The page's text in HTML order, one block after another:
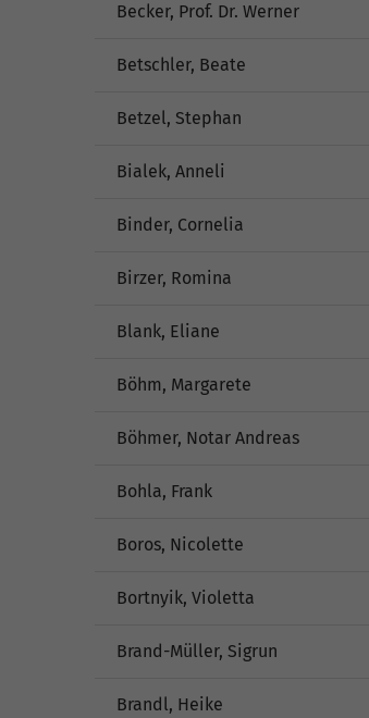
Becker, Prof. Dr. Werner
Betschler, Beate
Betzel, Stephan
Bialek, Anneli
Binder, Cornelia
Birzer, Romina
Blank, Eliane
Böhm, Margarete
Böhmer, Notar Andreas
Bohla, Frank
Boros, Nicolette
Bortnyik, Violetta
Brand-Müller, Sigrun
Brandl, Heike